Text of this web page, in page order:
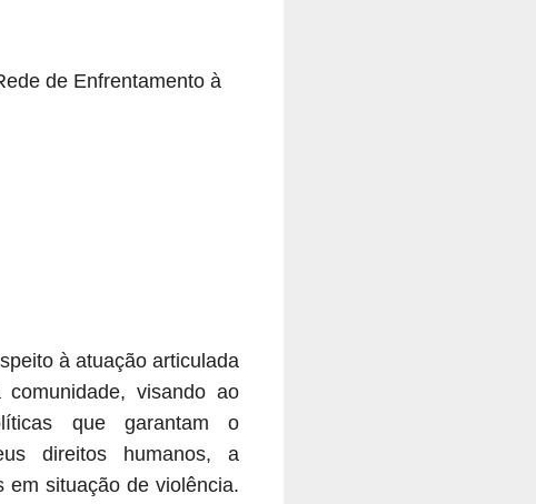
de Enfrentamento à
à atuação articulada
comunidade, visando ao
que garantam o
direitos humanos, a
em situação de violência.